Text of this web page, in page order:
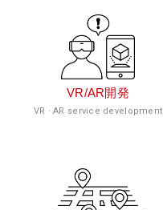
VR/AR開発
VR · AR service development